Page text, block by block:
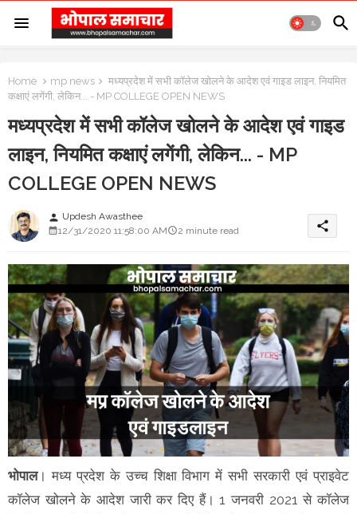
Home mp news
मध्यप्रदेश में सभी कॉलेज खोलने के आदेश एवं गाइड लाइन, नियमित
कक्षाएं लगेंगी, लेकिन... - MP COLLEGE OPEN NEWS
मध्यप्रदेश में सभी कॉलेज खोलने के आदेश एवं गाइड
लाइन, नियमित कक्षाएं लगेंगी, लेकिन... - MP
COLLEGE OPEN NEWS
person Updesh Awasthee
12/31/2020 11:58:00 AM
2 minute read share
भोपाल। मध्य प्रदेश के उच्च शिक्षा विभाग में सभी सरकारी एवं प्राइवेट
कॉलेज खोलने के आदेश जारी कर दिए हैं। 1 जनवरी 2021 से कॉलेज